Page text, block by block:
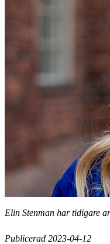
Elin Stenman har tidigare
Publicerad 2023-04-12